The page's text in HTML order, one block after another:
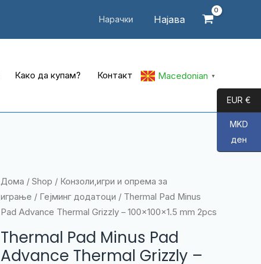
Нарачки Најава
Како да купам? Контакт Macedonian ▼
Дома / Shop / Конзоли,игри и опрема за
играње / Гејминг додатоци / Thermal Pad Minus
Pad Advance Thermal Grizzly – 100x100x1.5 mm 2pcs
Thermal Pad Minus Pad
Advance Thermal Grizzly –
EUR €
MKD
ден